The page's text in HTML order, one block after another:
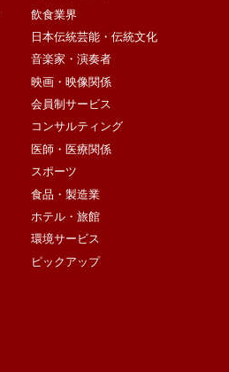
飲食業界
日本伝統芸能・伝統文化
音楽家・演奏者
映画・映像関係
会員制サービス
コンサルティング
医師・医療関係
スポーツ
食品・製造業
ホテル・旅館
環境サービス
ピックアップ